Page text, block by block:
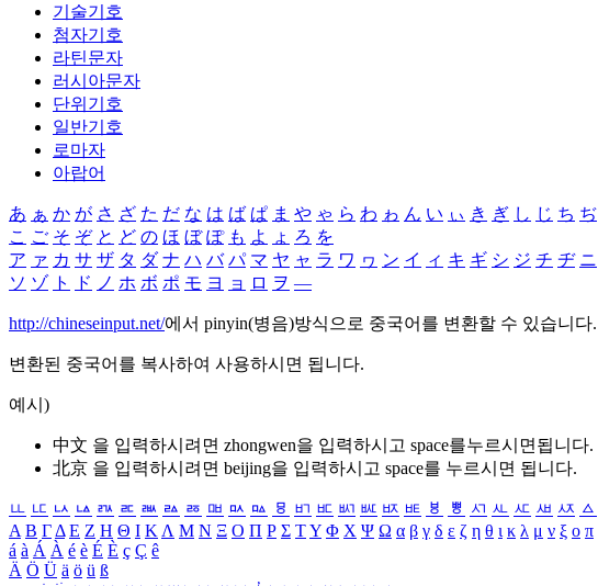
기술기호
첨자기호
라틴문자
러시아문자
단위기호
일반기호
로마자
아랍어
あ ぁ か が さ ざ た だ な は ば ぱ ま や ゃ ら わ ゎ ん い ぃ き ぎ し じ ち ぢ
こ ご そ ぞ と ど の ほ ぼ ぽ も よ ょ ろ を
ア ァ カ サ ザ タ ダ ナ ハ バ パ マ ヤ ャ ラ ワ ヮ ン イ ィ キ ギ シ ジ チ ヂ ニ
ソ ゾ ト ド ノ ホ ボ ポ モ ヨ ョ ロ ヲ ―
http://chineseinput.net/에서 pinyin(병음)방식으로 중국어를 변환할 수 있습니다.
변환된 중국어를 복사하여 사용하시면 됩니다.
예시)
中文 을 입력하시려면 zhongwen을 입력하시고 space를누르시면됩니다.
北京 을 입력하시려면 beijing을 입력하시고 space를 누르시면 됩니다.
ㅥ ㅦ ㅧ ㅨ ㅩ ㅪ ㅫ ㅬ ㅭ ㅮ ㅯ ㅰ ㅱ ㅲ ㅳ ㅴ ㅵ ㅶ ㅷ ㅸ ㅹ ㅺ ㅻ ㅼ ㅽ ㅾ ㅿ
Α Β ΓΔ Ε Ζ Η Θ Ι ΚΛ Μ Ν Ξ Ο Π Ρ Σ ΤΥ Φ Χ Ψ Ω α β γ δ ε ζ η θ ι κ λ μ ν ξ ο π
á à Á À é è É È ç Ç ê
Ä Ö Ü ä ö ü ß